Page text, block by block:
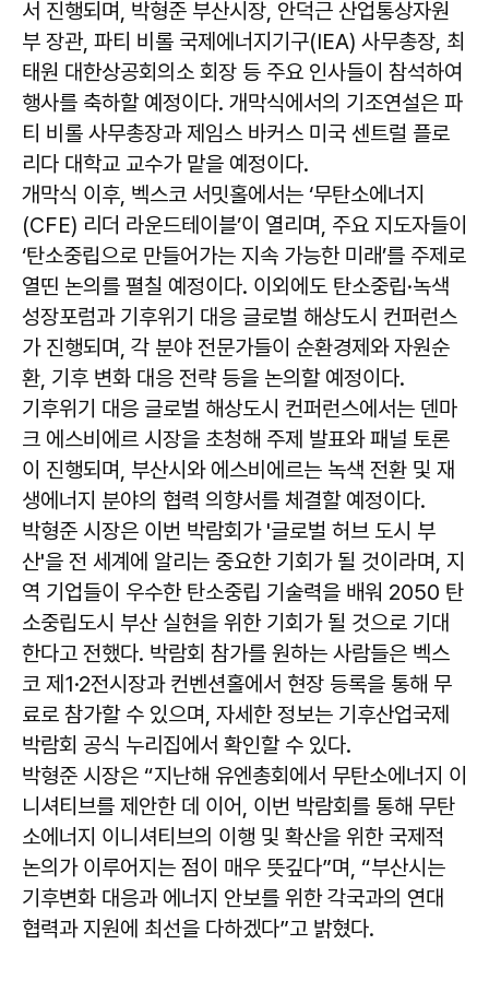
서 진행되며, 박형준 부산시장, 안덕근 산업통상자원
부 장관, 파티 비롤 국제에너지기구(IEA) 사무총장, 최
태원 대한상공회의소 회장 등 주요 인사들이 참석하여
행사를 축하할 예정이다. 개막식에서의 기조연설은 파
티 비롤 사무총장과 제임스 바커스 미국 센트럴 플로
리다 대학교 교수가 맡을 예정이다.
개막식 이후, 벡스코 서밋홀에서는 ‘무탄소에너지
(CFE) 리더 라운드테이블’이 열리며, 주요 지도자들이
‘탄소중립으로 만들어가는 지속 가능한 미래’를 주제로
열띤 논의를 펼칠 예정이다. 이외에도 탄소중립·녹색
성장포럼과 기후위기 대응 글로벌 해상도시 컨퍼런스
가 진행되며, 각 분야 전문가들이 순환경제와 자원순
환, 기후 변화 대응 전략 등을 논의할 예정이다.
기후위기 대응 글로벌 해상도시 컨퍼런스에서는 덴마
크 에스비에르 시장을 초청해 주제 발표와 패널 토론
이 진행되며, 부산시와 에스비에르는 녹색 전환 및 재
생에너지 분야의 협력 의향서를 체결할 예정이다.
박형준 시장은 이번 박람회가 '글로벌 허브 도시 부
산'을 전 세계에 알리는 중요한 기회가 될 것이라며, 지
역 기업들이 우수한 탄소중립 기술력을 배워 2050 탄
소중립도시 부산 실현을 위한 기회가 될 것으로 기대
한다고 전했다. 박람회 참가를 원하는 사람들은 벡스
코 제1·2전시장과 컨벤션홀에서 현장 등록을 통해 무
료로 참가할 수 있으며, 자세한 정보는 기후산업국제
박람회 공식 누리집에서 확인할 수 있다.
박형준 시장은 “지난해 유엔총회에서 무탄소에너지 이
니셔티브를 제안한 데 이어, 이번 박람회를 통해 무탄
소에너지 이니셔티브의 이행 및 확산을 위한 국제적
논의가 이루어지는 점이 매우 뜻깊다”며, “부산시는
기후변화 대응과 에너지 안보를 위한 각국과의 연대
협력과 지원에 최선을 다하겠다”고 밝혔다.